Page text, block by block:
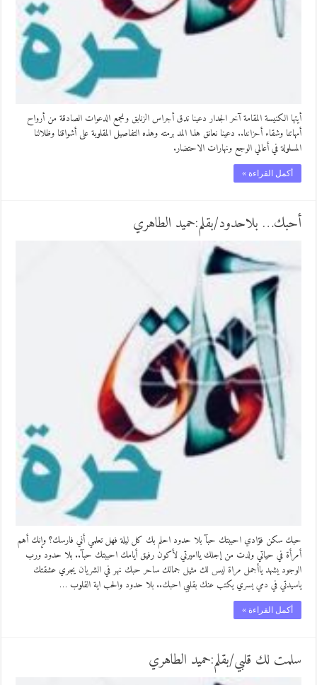
أيتها الكنيسة المقامة آخر الجدار دعينا ندق أجراس الزنابق ونجمع الدعوات الصادقة من أرواح
أمهاتنا وشقاء أحزاننا.. دعينا نعانق هذا المد برمته وهذه التفاصيل المقلوبة على أشواقنا وظلالنا
المسلولة في أعالي الوجع ونهارات الاحتضار.
أكمل القراءة »
أحبك… بلاحدود/بقلم:حميد الطاهري
حبك سكن فؤادي احببتك حبآ بلا حدود احلم بك كل ليلة فهل تعلمي أني فارسك؟ وإنك أهم
أمرأة في حياتي ولدت من إجلك يااميرتي لأكون رفيق أيامك احببتك حبآ.. بلا حدود ورب
الوجود يشهد ياأجمل مراة ليس لك مثيل جمالك ساحر حبك نهر في الشريان يجري عشقتك
ياسيدتي في دمي يسري يكتب عنك بقلبي احبك.. بلا حدود والحب اية القلوب …
أكمل القراءة »
سلمت لك قلبي/بقلم:حميد الطاهري